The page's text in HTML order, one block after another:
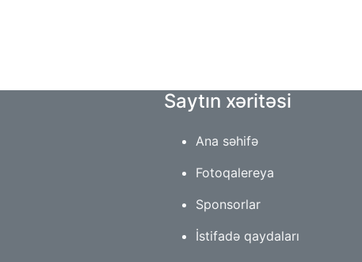
Saytın xəritəsi
Ana səhifə
Fotoqalereya
Sponsorlar
İstifadə qaydaları